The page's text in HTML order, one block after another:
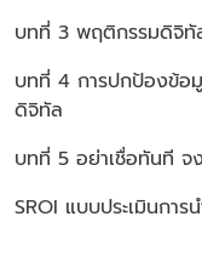
บทที่ 3 พฤติกรรมดิจิทั
บทที่ 4 การปกป้องข้อ
ดิจิทัล
บทที่ 5 อย่าเชื่อทันที จ
SROI แบบประเมินการน